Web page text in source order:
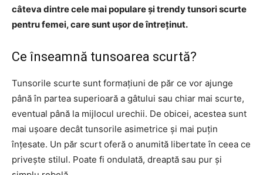
câteva dintre cele mai populare și trendy tunsori scurte
pentru femei, care sunt ușor de întreținut.
Ce înseamnă tunsoarea scurtă?
Tunsorile scurte sunt formațiuni de păr ce vor ajunge
până în partea superioară a gâtului sau chiar mai scurte,
eventual până la mijlocul urechii. De obicei, acestea sunt
mai ușoare decât tunsorile asimetrice și mai puțin
înțesate. Un păr scurt oferă o anumită libertate în ceea ce
privește stilul. Poate fi ondulată, dreaptă sau pur și